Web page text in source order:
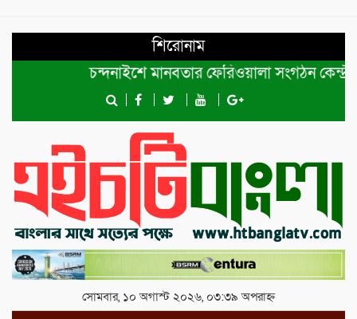
শিরোনাম
চন্দনাইশে মানবতার ফেরিওয়ালা সংগঠন কেন্দ্রীয়
সোমবার, ১০ অগাস্ট ২০২৬, ০৩:৩৯ অপরাহ্ন